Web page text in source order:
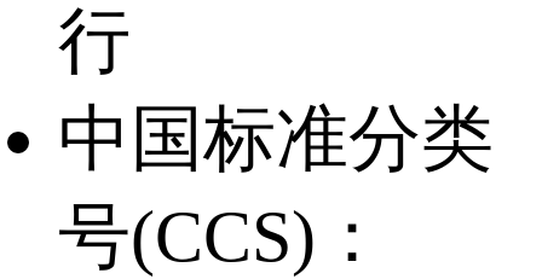
行
中国标准分类
号(CCS)：